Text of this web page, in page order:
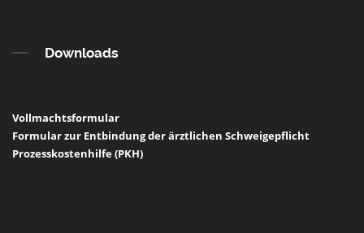
Downloads
Vollmachtsformular
Formular zur Entbindung der ärztlichen Schweigepflicht
Prozesskostenhilfe (PKH)